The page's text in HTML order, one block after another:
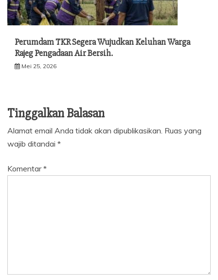
Perumdam TKR Segera Wujudkan Keluhan Warga
Rajeg Pengadaan Air Bersih.
Mei 25, 2026
Tinggalkan Balasan
Alamat email Anda tidak akan dipublikasikan. Ruas yang
wajib ditandai *
Komentar*